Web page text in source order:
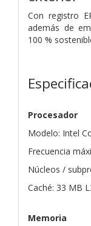
Con registro
además de
100 %
Procesador
Modelo: Intel
Frecuencia
Núcleos /
Caché: 33 MB
Memoria